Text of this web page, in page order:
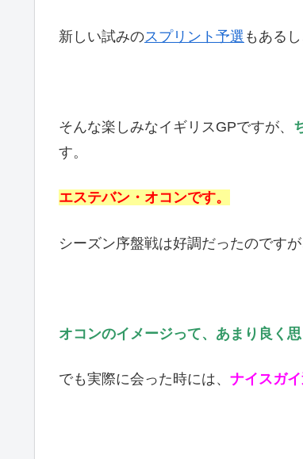
新しい試みのスプリント予選 もある
そんな楽しみなイギリスGPですが、
す。
エステバン・オコンです。
シーズン序盤戦は好調だったのですが
オコンのイメージって、あまり良く
でも実際に会った時には、 ナイスガ